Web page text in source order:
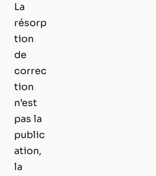
La
résorp
tion
de
correc
tion
n’est
pas la
public
ation,
la